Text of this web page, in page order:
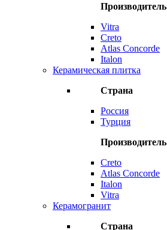
Производитель
Vitra
Creto
Atlas Concorde
Italon
Керамическая плитка
Страна
Россия
Турция
Производитель
Creto
Atlas Concorde
Italon
Vitra
Керамогранит
Страна